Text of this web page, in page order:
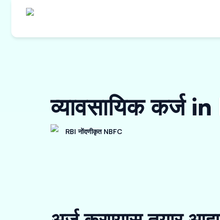
व्यावसायिक कर्ज
RBI नोंदणीकृत NBFC